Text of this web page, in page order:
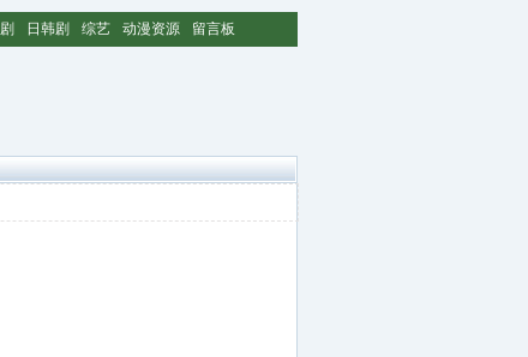
日韩剧 综艺 动漫资源 留言板